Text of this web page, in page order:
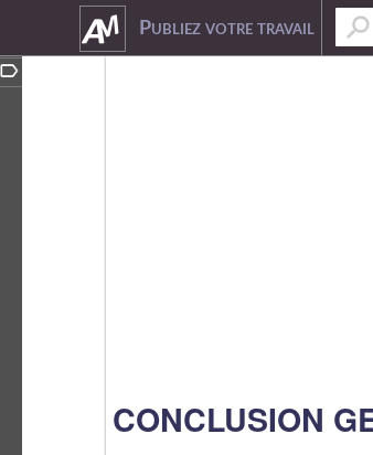
Publiez votre travail
CONCLUSION